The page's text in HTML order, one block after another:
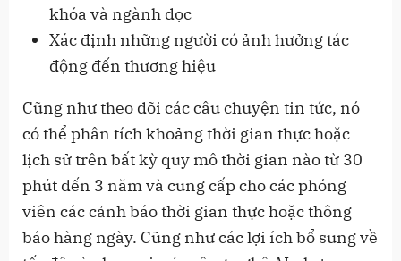
khóa và ngành dọc
Xác định những người có ảnh hưởng tác
động đến thương hiệu
Cũng như theo dõi các câu chuyện tin tức, nó
có thể phân tích khoảng thời gian thực hoặc
lịch sử trên bất kỳ quy mô thời gian nào từ 30
phút đến 3 năm và cung cấp cho các phóng
viên các cảnh báo thời gian thực hoặc thông
báo hàng ngày. Cũng như các lợi ích bổ sung về